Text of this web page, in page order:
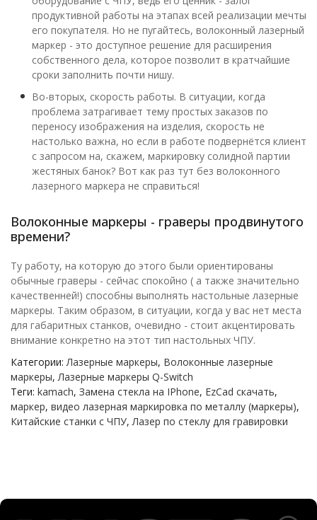
продуктивной работы на этапах всей реализации мечты
его покупателя. Но не пугайтесь, волоконный лазерный
маркер - это доступное решение для расширения
собственного дела, которое позволит в кратчайшие
сроки заполнить почти нишу.
Во-вторых, скорость работы. В ситуации, когда
проблема затрагивает тему простых заказов по
переносу изображения на изделия, скорость не
настолько важна, но если в работе подвернётся клиент
с запросом на, скажем, маркировку солидной партии
жестяных банок? Вот как раз тут без волоконного
лазерного маркера не справиться!
Волоконные маркеры - граверы продвинутого
времени?
Ту работу, на которую до этого были ориентированы
обычные граверы - сейчас спокойно ( а также значительно
качественней!) способны выполнять настольные лазерные
маркеры. Таким образом, в ситуации, когда у вас нет места
для габаритных станков, очевидно - стоит акцентировать
внимание конкретно на этот тип настольных ЧПУ.
Категории:Лазерные маркеры, Волоконные лазерные
маркеры,Лазерные маркеры Q-Switch
Теги: kamach, Замена стекла на IPhone, EzCad скачать,
маркер, видео лазерная маркировка по металлу (маркеры),
Китайские станки с ЧПУ,Лазер по стеклу для гравировки